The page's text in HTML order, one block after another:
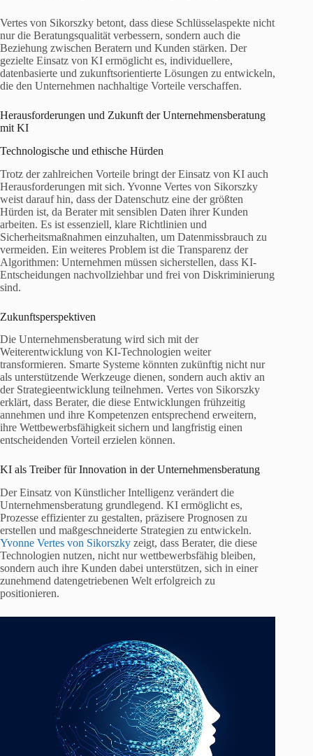
Vertes von Sikorszky betont, dass diese Schlüsselaspekte nicht
nur die Beratungsqualität verbessern, sondern auch die
Beziehung zwischen Beratern und Kunden stärken. Der
gezielte Einsatz von KI ermöglicht es, individuellere,
datenbasierte und zukunftsorientierte Lösungen zu entwickeln,
die den Unternehmen nachhaltige Vorteile verschaffen.
Herausforderungen und Zukunft der Unternehmensberatung
mit KI
Technologische und ethische Hürden
Trotz der zahlreichen Vorteile bringt der Einsatz von KI auch
Herausforderungen mit sich. Yvonne Vertes von Sikorszky
weist darauf hin, dass der Datenschutz eine der größten
Hürden ist, da Berater mit sensiblen Daten ihrer Kunden
arbeiten. Es ist essenziell, klare Richtlinien und
Sicherheitsmaßnahmen einzuhalten, um Datenmissbrauch zu
vermeiden. Ein weiteres Problem ist die Transparenz der
Algorithmen: Unternehmen müssen sicherstellen, dass KI-
Entscheidungen nachvollziehbar und frei von Diskriminierung
sind.
Zukunftsperspektiven
Die Unternehmensberatung wird sich mit der
Weiterentwicklung von KI-Technologien weiter
transformieren. Smarte Systeme könnten zukünftig nicht nur
als unterstützende Werkzeuge dienen, sondern auch aktiv an
der Strategieentwicklung teilnehmen. Vertes von Sikorszky
erklärt, dass Berater, die diese Entwicklungen frühzeitig
annehmen und ihre Kompetenzen entsprechend erweitern,
ihre Wettbewerbsfähigkeit sichern und langfristig einen
entscheidenden Vorteil erzielen können.
KI als Treiber für Innovation in der Unternehmensberatung
Der Einsatz von Künstlicher Intelligenz verändert die
Unternehmensberatung grundlegend. KI ermöglicht es,
Prozesse effizienter zu gestalten, präzisere Prognosen zu
erstellen und maßgeschneiderte Strategien zu entwickeln.
Yvonne Vertes von Sikorszky zeigt, dass Berater, die diese
Technologien nutzen, nicht nur wettbewerbsfähig bleiben,
sondern auch ihre Kunden dabei unterstützen, sich in einer
zunehmend datengetriebenen Welt erfolgreich zu
positionieren.